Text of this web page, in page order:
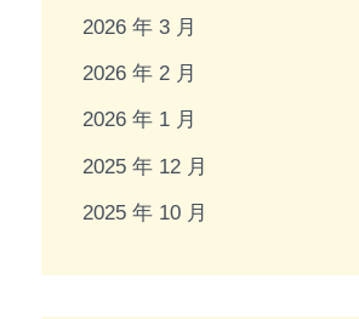
2026 年 3 月
2026 年 2 月
2026 年 1 月
2025 年 12 月
2025 年 10 月